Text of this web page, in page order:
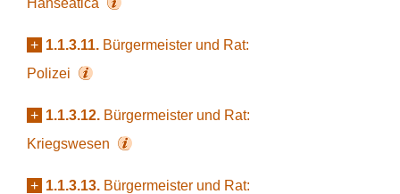
Hanseatica
+ 1.1.3.11. Bürgermeister und Rat:
Polizei
+ 1.1.3.12. Bürgermeister und Rat:
Kriegswesen
+ 1.1.3.13. Bürgermeister und Rat: